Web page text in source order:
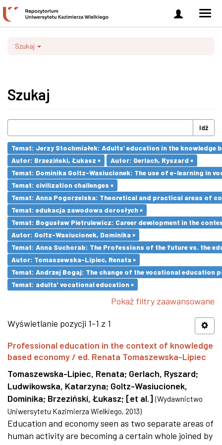
Zaloguj
się
Szukaj
Szukaj
Idź
Temat: Jerzy Stochmiałek: Adults’ education in the knowledge
Autor: Brzeziński, Łukasz ×
Autor: Gerlach, Ryszard ×
Temat: Dominika Goltz-Wasiucionek: The use of e-learning in
Temat: civilization challenges ×
Temat: Anna Pogorzelska: Theoretical and practical areas of
Temat: edukacja zawodowa dorosłych ×
Temat: Bogusław Pietrulewicz: Career development in the
Autor: Goltz-Wasiucionek, Dominika ×
Temat: Anna Suchorab: The Professions of the future vs. the
Autor: Tomaszewska-Lipiec, Renata ×
Temat: Andrzej Bogaj: The change of the vocational education
Temat: adults’ vocational education ×
Pokaż filtry zaawansowane
Wyświetlanie pozycji 1-1 z 1
Professional education in the context of knowledge
based economy / ed. Renata Tomaszewska-Lipiec
Tomaszewska-Lipiec, Renata; Gerlach, Ryszard;
Ludwikowska, Katarzyna; Goltz-Wasiucionek,
Dominika; Brzeziński, Łukasz; [et al.] (Wydawnictwo
Uniwersytetu Kazimierza Wielkiego, 2013)
Education and economy seen as two separate areas of
human activity are becoming a certain whole joined by